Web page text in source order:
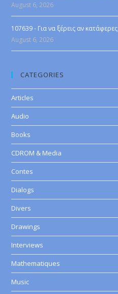
August 6, 2026
107639 - Για να ξέρεις αν κατάφερες
August 6, 2026
CATEGORIES
Articles
Audio
Books
CDROM & Media
Contes
Dialogs
Divers
Drawings
Interviews
Mathematiques
Music